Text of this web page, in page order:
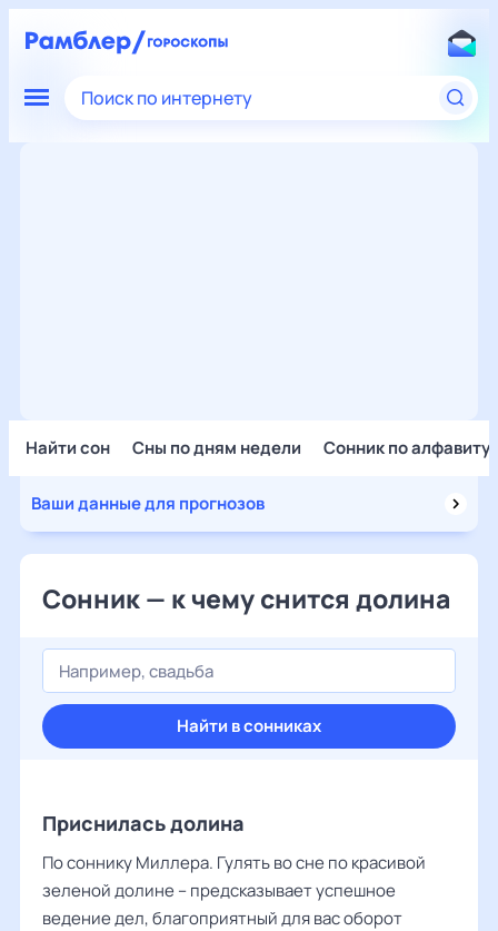
Поиск по интернету
Найти сон Сны по дням недели Сонник по алфавиту
Ваши данные для прогнозов
Сонник — к чему снится долина
Найти в сонниках
Приснилась долина
По соннику Миллера. Гулять во сне по красивой
зеленой долине – предсказывает успешное
ведение дел, благоприятный для вас оборот